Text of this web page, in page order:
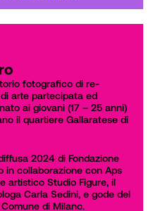
fotografico di re-
arte partecipata ed
ai giovani (17 – 25 anni)
il quartiere Gallaratese di
2024 di Fondazione
in collaborazione con Aps
artistico Studio Figure, il
Carla Sedini, e gode del
di Milano.